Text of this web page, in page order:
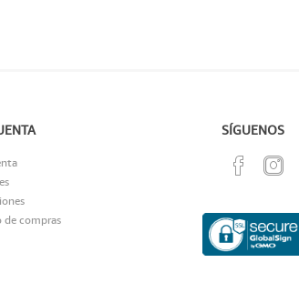
de compras
SÍGUENOS